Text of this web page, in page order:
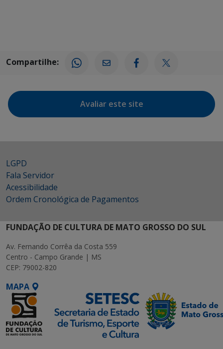
Compartilhe:
Avaliar este site
LGPD
Fala Servidor
Acessibilidade
Ordem Cronológica de Pagamentos
FUNDAÇÃO DE CULTURA DE MATO GROSSO DO SUL
Av. Fernando Corrêa da Costa 559
Centro - Campo Grande | MS
CEP: 79002-820
MAPA